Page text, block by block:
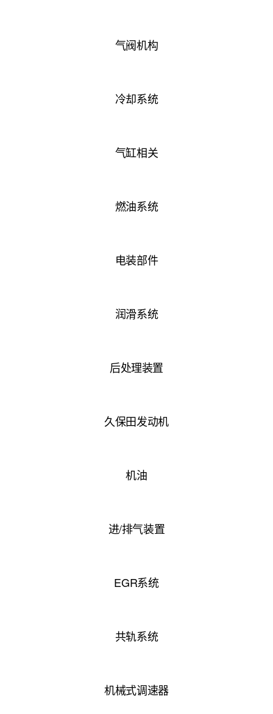
气阀机构
冷却系统
气缸相关
燃油系统
电装部件
润滑系统
后处理装置
久保田发动机
机油
进/排气装置
EGR系统
共轨系统
机械式调速器